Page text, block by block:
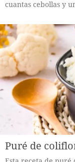
cuantas cebollas y
Puré de